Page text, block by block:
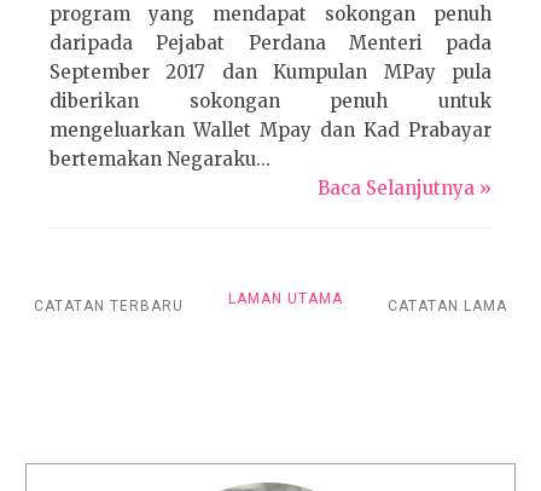
program yang mendapat sokongan penuh
daripada Pejabat Perdana Menteri pada
September 2017 dan Kumpulan MPay pula
diberikan sokongan penuh untuk
mengeluarkan Wallet Mpay dan Kad Prabayar
bertemakan Negaraku...
Baca Selanjutnya »
CATATAN TERBARU CATATAN LAMA
LAMAN UTAMA